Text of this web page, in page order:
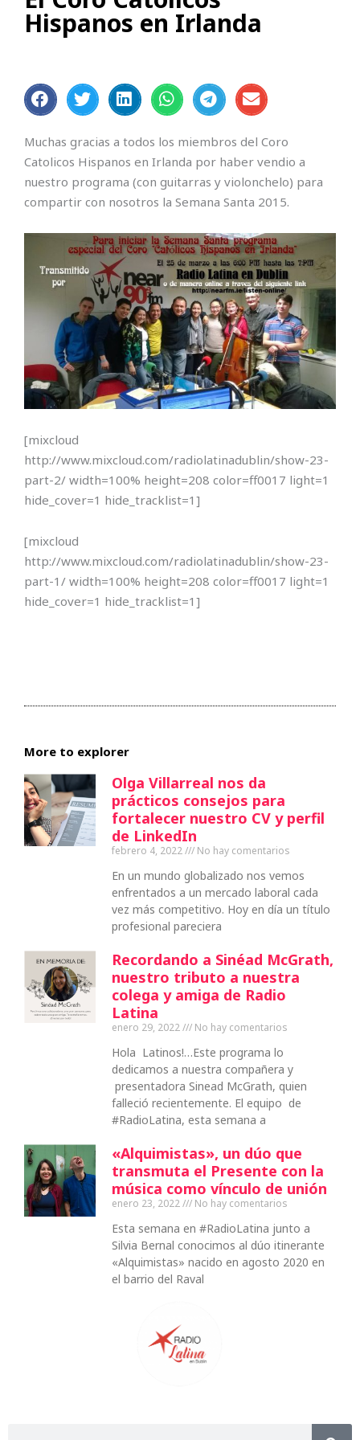
Hispanos en Irlanda
Muchas gracias a todos los miembros del Coro
Catolicos Hispanos en Irlanda por haber vendio a
nuestro programa (con guitarras y violonchelo) para
compartir con nosotros la Semana Santa 2015.
[mixcloud
http://www.mixcloud.com/radiolatinadublin/show-23-
part-2/ width=100% height=208 color=ff0017 light=1
hide_cover=1 hide_tracklist=1]
[mixcloud
http://www.mixcloud.com/radiolatinadublin/show-23-
part-1/ width=100% height=208 color=ff0017 light=1
hide_cover=1 hide_tracklist=1]
More to explorer
Olga Villarreal nos da
prácticos consejos para
fortalecer nuestro CV y perfil
de LinkedIn
febrero 4, 2022 No hay comentarios
En un mundo globalizado nos vemos
enfrentados a un mercado laboral cada
vez más competitivo. Hoy en día un título
profesional pareciera
Recordando a Sinéad McGrath,
nuestro tributo a nuestra
colega y amiga de Radio
Latina
enero 29, 2022 No hay comentarios
Hola Latinos!…Este programa lo
dedicamos a nuestra compañera y
presentadora Sinead McGrath, quien
falleció recientemente. El equipo de
#RadioLatina, esta semana a
«Alquimistas», un dúo que
transmuta el Presente con la
música como vínculo de unión
enero 23, 2022 No hay comentarios
Esta semana en #RadioLatina junto a
Silvia Bernal conocimos al dúo itinerante
«Alquimistas» nacido en agosto 2020 en
el barrio del Raval